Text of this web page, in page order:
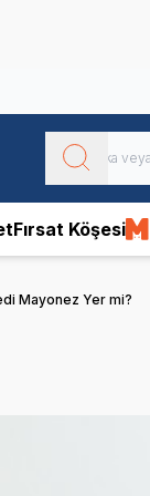
Fırsat Köşesi
Mayonez Yer mi?